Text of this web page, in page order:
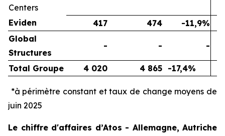
Centers
Eviden 417 474 -11,9%
Global
Structures
- - -
Total Groupe 4 020 4 865 -17,4%
*à périmètre constant et taux de change moyens de
juin 2025
Le chiffre d'affaires d’Atos - Allemagne, Autriche